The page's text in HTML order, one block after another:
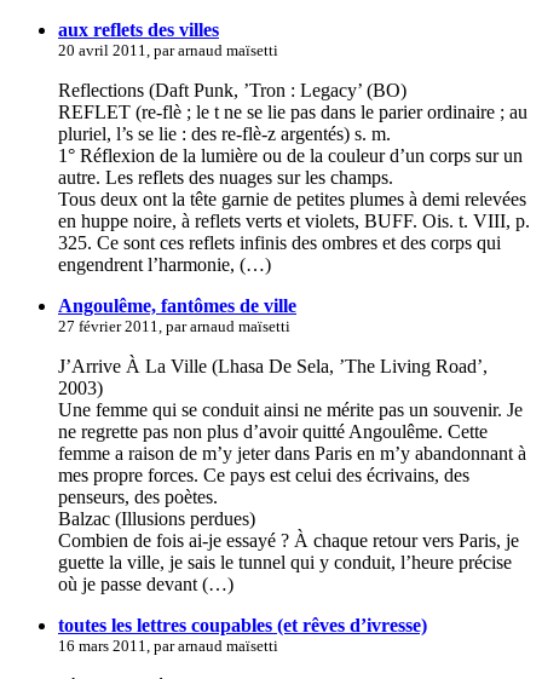
aux reflets des villes
20 avril 2011, par arnaud maïsetti
Reflections (Daft Punk, ’Tron : Legacy’ (BO)
REFLET (re-flè ; le t ne se lie pas dans le parier ordinaire ; au
pluriel, l’s se lie : des re-flè-z argentés) s. m.
1° Réflexion de la lumière ou de la couleur d’un corps sur un
autre. Les reflets des nuages sur les champs.
Tous deux ont la tête garnie de petites plumes à demi relevées
en huppe noire, à reflets verts et violets, BUFF. Ois. t. VIII, p.
325. Ce sont ces reflets infinis des ombres et des corps qui
engendrent l’harmonie, (…)
Angoulême, fantômes de ville
27 février 2011, par arnaud maïsetti
J’Arrive À La Ville (Lhasa De Sela, ’The Living Road’,
2003)
Une femme qui se conduit ainsi ne mérite pas un souvenir. Je
ne regrette pas non plus d’avoir quitté Angoulême. Cette
femme a raison de m’y jeter dans Paris en m’y abandonnant à
mes propre forces. Ce pays est celui des écrivains, des
penseurs, des poètes.
Balzac (Illusions perdues)
Combien de fois ai-je essayé ? À chaque retour vers Paris, je
guette la ville, je sais le tunnel qui y conduit, l’heure précise
où je passe devant (…)
toutes les lettres coupables (et rêves d’ivresse)
16 mars 2011, par arnaud maïsetti